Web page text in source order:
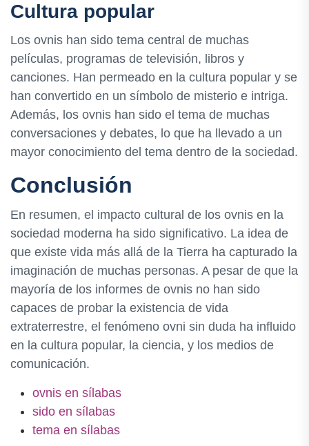
Cultura popular
Los ovnis han sido tema central de muchas
películas, programas de televisión, libros y
canciones. Han permeado en la cultura popular y se
han convertido en un símbolo de misterio e intriga.
Además, los ovnis han sido el tema de muchas
conversaciones y debates, lo que ha llevado a un
mayor conocimiento del tema dentro de la sociedad.
Conclusión
En resumen, el impacto cultural de los ovnis en la
sociedad moderna ha sido significativo. La idea de
que existe vida más allá de la Tierra ha capturado la
imaginación de muchas personas. A pesar de que la
mayoría de los informes de ovnis no han sido
capaces de probar la existencia de vida
extraterrestre, el fenómeno ovni sin duda ha influido
en la cultura popular, la ciencia, y los medios de
comunicación.
ovnis en sílabas
sido en sílabas
tema en sílabas